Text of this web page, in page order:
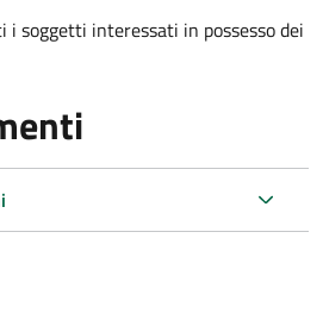
soggetti interessati in possesso dei